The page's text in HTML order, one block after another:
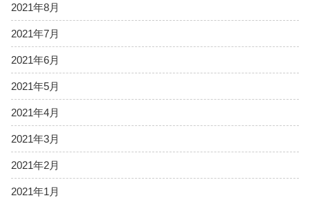
2021年8月
2021年7月
2021年6月
2021年5月
2021年4月
2021年3月
2021年2月
2021年1月